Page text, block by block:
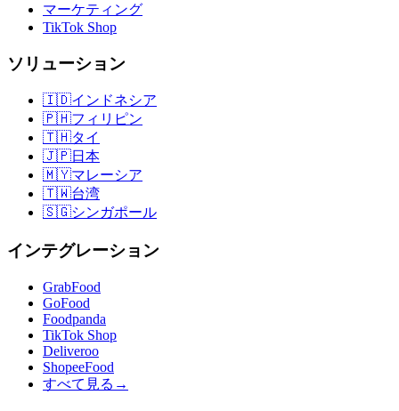
マーケティング
TikTok Shop
ソリューション
🇮🇩インドネシア
🇵🇭フィリピン
🇹🇭タイ
🇯🇵日本
🇲🇾マレーシア
🇹🇼台湾
🇸🇬シンガポール
インテグレーション
GrabFood
GoFood
Foodpanda
TikTok Shop
Deliveroo
ShopeeFood
すべて見る →